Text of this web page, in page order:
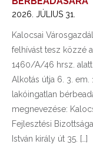
2026. JÚLIUS 31.
Kalocsai
felhívást tesz közzé
1460/A/46 hrsz.
Alkotás útja 6. 3.
lakóingatlan
megnevezése:
Fejlesztési
István király út 35. […]